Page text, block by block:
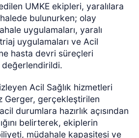
UMKE ekipleri, yaralılara
bulunurken; olay
uygulamaları, yaralı
uygulamaları ve Acil
hasta devri süreçleri
değerlendirildi.
Acil Sağlık hizmetleri
Gerger, gerçekleştirilen
durumlara hazırlık açısından
belirterek, ekiplerin
müdahale kapasitesi ve